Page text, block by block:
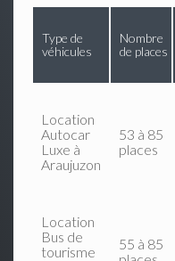
Type de
véhicules
Nombre
de places
Location
Autocar
Luxe à
Araujuzon
53 à 85
places
Location
Bus de
tourisme
55 à 85